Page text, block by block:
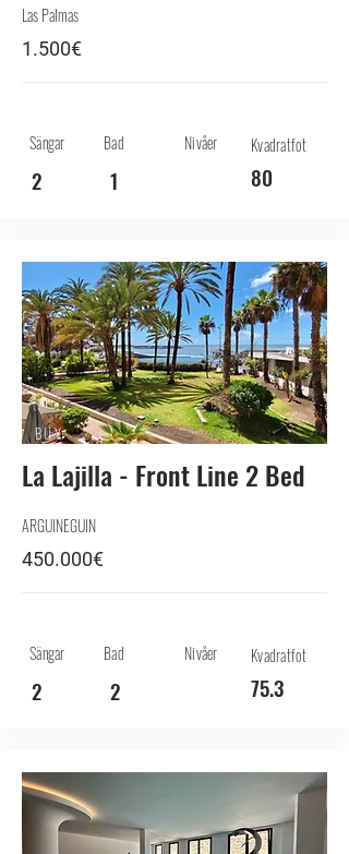
Las Palmas
1.500€
Sängar Bad Nivåer Kvadratfot
2 1 80
BUY
La Lajilla - Front Line 2 Bed
ARGUINEGUIN
450.000€
Sängar Bad Nivåer Kvadratfot
2 2 75.3